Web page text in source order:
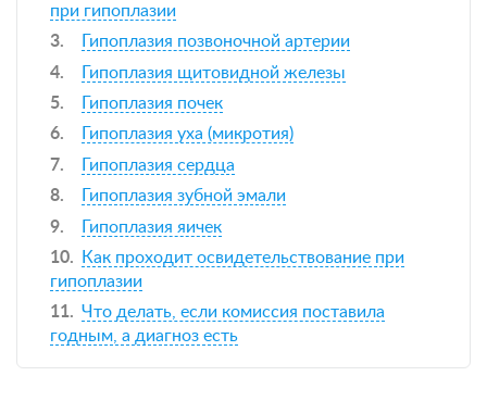
при гипоплазии
Гипоплазия позвоночной артерии
Гипоплазия щитовидной железы
Гипоплазия почек
Гипоплазия уха (микротия)
Гипоплазия сердца
Гипоплазия зубной эмали
Гипоплазия яичек
Как проходит освидетельствование при
гипоплазии
Что делать, если комиссия поставила
годным, а диагноз есть